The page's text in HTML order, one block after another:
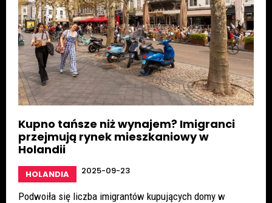
Kupno tańsze niż wynajem? Imigranci
przejmują rynek mieszkaniowy w
Holandii
HOLANDIA 2025-09-23
Podwoiła się liczba imigrantów kupujących domy w